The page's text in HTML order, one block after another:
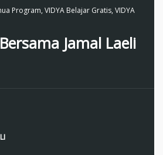
Program, VIDYA Belajar Gratis, VIDYA
Jamal Laeli